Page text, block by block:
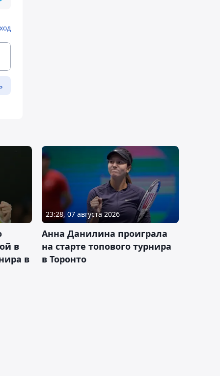
в
в
23:28, 07 августа 2026
Анна Данилина проиграла
на старте топового турнира
в Торонто